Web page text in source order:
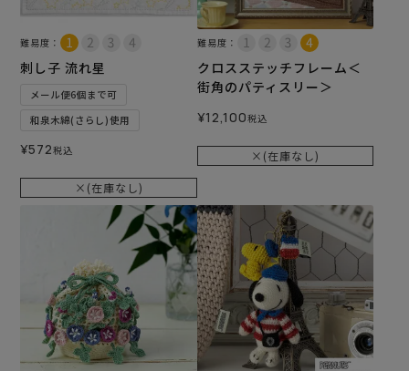
難易度：
刺し子 流れ星
メール便6個まで可
和泉木綿(さらし)使用
¥572税込
×(在庫なし)
難易度：
クロスステッチフレーム＜
街角のパティスリー＞
¥12,100税込
×(在庫なし)